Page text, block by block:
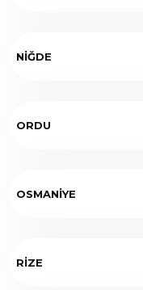
NİĞDE
ORDU
OSMANİYE
RİZE